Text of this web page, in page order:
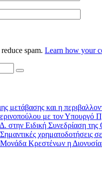
spam. Learn how your
μετάβασης και η
με τον Υπουργό
στην Ειδική Συνεδρίαση
χρηματοδοτήσεις
Κρεστένων η